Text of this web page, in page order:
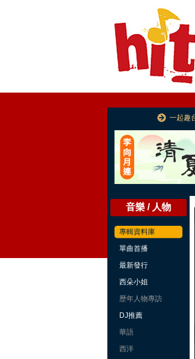
一起趣
音樂 / 人物
專輯資料庫
單曲首播
最新發行
西朵小姐
歷年人物專訪
DJ推薦
華語
西洋